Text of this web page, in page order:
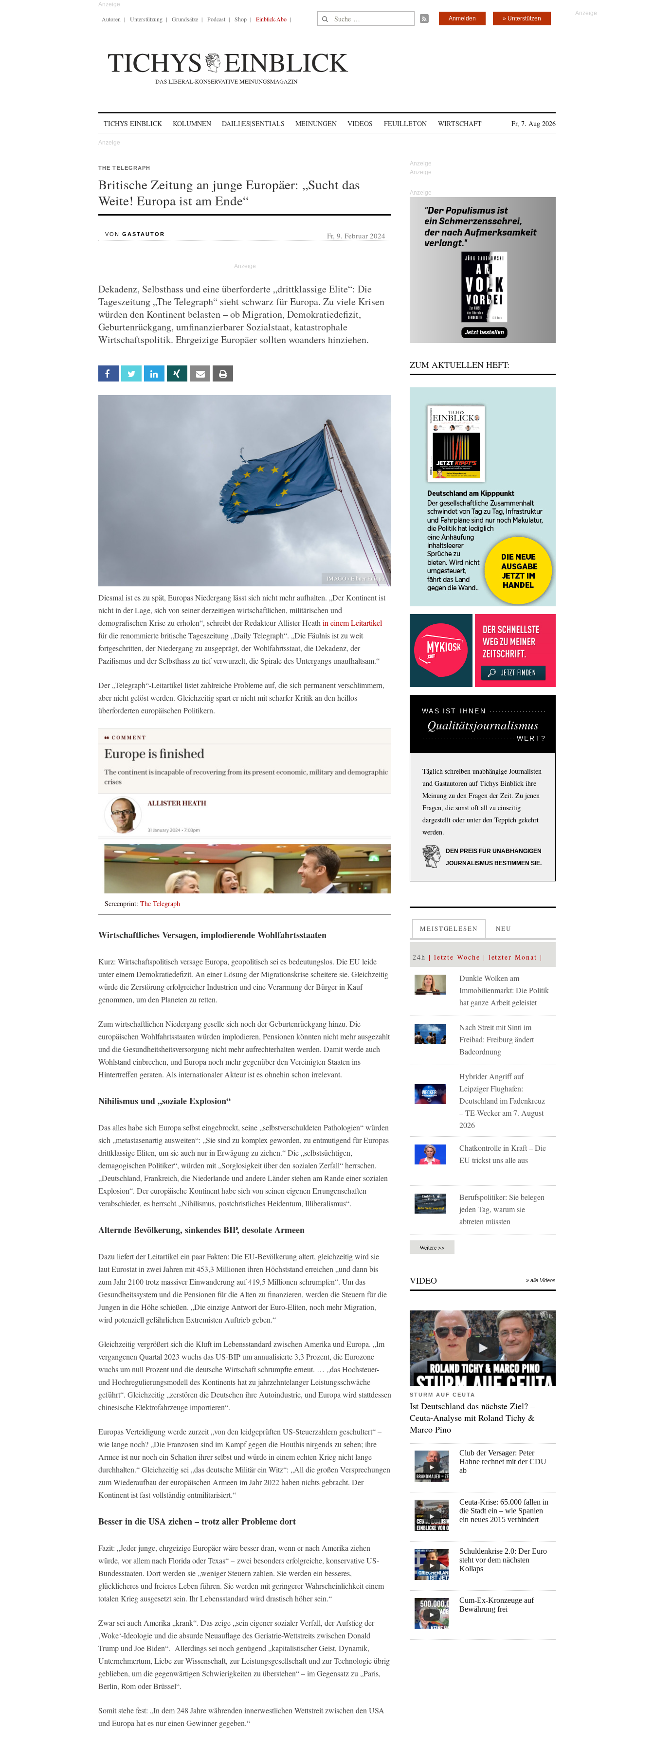
Autoren Unterstützung Grundsätze Podcast Shop Einblick-Abo Suche nach: » Unterstützen
Anmelden
TICHYS EINBLICK KOLUMNEN DAILI|ES|SENTIALS MEINUNGEN VIDEOS FEUILLETON WIRTSCHAFT Fr, 7. Aug 2026
THE TELEGRAPH
Britische Zeitung an junge Europäer: „Sucht das
Weite! Europa ist am Ende“
VON GASTAUTOR Fr, 9. Februar 2024
Dekadenz, Selbsthass und eine überforderte „drittklassige Elite“: Die
Tageszeitung „The Telegraph“ sieht schwarz für Europa. Zu viele Krisen
würden den Kontinent belasten – ob Migration, Demokratiedefizit,
Geburtenrückgang, umfinanzierbarer Sozialstaat, katastrophale
Wirtschaftspolitik. Ehrgeizige Europäer sollten woanders hinziehen.
Facebook Twitter Linkedin Xing Email
IMAGO / Eibner Europa
Diesmal ist es zu spät, Europas Niedergang lässt sich nicht mehr aufhalten. „Der Kontinent ist
nicht in der Lage, sich von seiner derzeitigen wirtschaftlichen, militärischen und
demografischen Krise zu erholen“, schreibt der Redakteur Allister Heathin einem Leitartikel
für die renommierte britische Tageszeitung „Daily Telegraph“. „Die Fäulnis ist zu weit
fortgeschritten, der Niedergang zu ausgeprägt, der Wohlfahrtsstaat, die Dekadenz, der
Pazifismus und der Selbsthass zu tief verwurzelt, die Spirale des Untergangs unaufhaltsam.“
Der „Telegraph“-Leitartikel listet zahlreiche Probleme auf, die sich permanent verschlimmern,
aber nicht gelöst werden. Gleichzeitig spart er nicht mit scharfer Kritik an den heillos
überforderten europäischen Politikern.
Screenprint: The Telegraph
Wirtschaftliches Versagen, implodierende Wohlfahrtsstaaten
Kurz: Wirtschaftspolitisch versage Europa, geopolitisch sei es bedeutungslos. Die EU leide
unter einem Demokratiedefizit. An einer Lösung der Migrationskrise scheitere sie. Gleichzeitig
würde die Zerstörung erfolgreicher Industrien und eine Verarmung der Bürger in Kauf
genommen, um den Planeten zu retten.
Zum wirtschaftlichen Niedergang geselle sich noch der Geburtenrückgang hinzu. Die
europäischen Wohlfahrtsstaaten würden implodieren, Pensionen könnten nicht mehr ausgezahlt
und die Gesundheitsheitsversorgung nicht mehr aufrechterhalten werden. Damit werde auch
Wohlstand einbrechen, und Europa noch mehr gegenüber den Vereinigten Staaten ins
Hintertreffen geraten. Als internationaler Akteur ist es ohnehin schon irrelevant.
Nihilismus und „soziale Explosion“
Das alles habe sich Europa selbst eingebrockt, seine „selbstverschuldeten Pathologien“ würden
sich „metastasenartig ausweiten“: „Sie sind zu komplex geworden, zu entmutigend für Europas
drittklassige Eliten, um sie auch nur in Erwägung zu ziehen.“ Die „selbstsüchtigen,
demagogischen Politiker“, würden mit „Sorglosigkeit über den sozialen Zerfall“ herrschen.
„Deutschland, Frankreich, die Niederlande und andere Länder stehen am Rande einer sozialen
Explosion“. Der europäische Kontinent habe sich von seinen eigenen Errungenschaften
verabschiedet, es herrscht „Nihilismus, postchristliches Heidentum, Illiberalismus“.
Alternde Bevölkerung, sinkendes BIP, desolate Armeen
Dazu liefert der Leitartikel ein paar Fakten: Die EU-Bevölkerung altert, gleichzeitig wird sie
laut Eurostat in zwei Jahren mit 453,3 Millionen ihren Höchststand erreichen „und dann bis
zum Jahr 2100 trotz massiver Einwanderung auf 419,5 Millionen schrumpfen“. Um das
Gesundheitssystem und die Pensionen für die Alten zu finanzieren, werden die Steuern für die
Jungen in die Höhe schießen. „Die einzige Antwort der Euro-Eliten, noch mehr Migration,
wird potenziell gefährlichen Extremisten Auftrieb geben.“
Gleichzeitig vergrößert sich die Kluft im Lebensstandard zwischen Amerika und Europa. „Im
vergangenen Quartal 2023 wuchs das US-BIP um annualisierte 3,3 Prozent, die Eurozone
wuchs um null Prozent und die deutsche Wirtschaft schrumpfte erneut. … „das Hochsteuer-
und Hochregulierungsmodell des Kontinents hat zu jahrzehntelanger Leistungsschwäche
geführt“. Gleichzeitig „zerstören die Deutschen ihre Autoindustrie, und Europa wird stattdessen
chinesische Elektrofahrzeuge importieren“.
Europas Verteidigung werde zurzeit „von den leidgeprüften US-Steuerzahlern geschultert“ –
wie lange noch? „Die Franzosen sind im Kampf gegen die Houthis nirgends zu sehen; ihre
Armee ist nur noch ein Schatten ihrer selbst und würde in einem echten Krieg nicht lange
durchhalten.“ Gleichzeitig sei „das deutsche Militär ein Witz“: „All die großen Versprechungen
zum Wiederaufbau der europäischen Armeen im Jahr 2022 haben nichts gebracht. Der
Kontinent ist fast vollständig entmilitarisiert.“
Besser in die USA ziehen – trotz aller Probleme dort
Fazit: „Jeder junge, ehrgeizige Europäer wäre besser dran, wenn er nach Amerika ziehen
würde, vor allem nach Florida oder Texas“ – zwei besonders erfolgreiche, konservative US-
Bundesstaaten. Dort werden sie „weniger Steuern zahlen. Sie werden ein besseres,
glücklicheres und freieres Leben führen. Sie werden mit geringerer Wahrscheinlichkeit einem
totalen Krieg ausgesetzt sein. Ihr Lebensstandard wird drastisch höher sein.“
Zwar sei auch Amerika „krank“. Das zeige „sein eigener sozialer Verfall, der Aufstieg der
‚Woke‘-Ideologie und die absurde Neuauflage des Geriatrie-Wettstreits zwischen Donald
Trump und Joe Biden“. Allerdings sei noch genügend „kapitalistischer Geist, Dynamik,
Unternehmertum, Liebe zur Wissenschaft, zur Leistungsgesellschaft und zur Technologie übrig
geblieben, um die gegenwärtigen Schwierigkeiten zu überstehen“ – im Gegensatz zu „Paris,
Berlin, Rom oder Brüssel“.
Somit stehe fest: „In dem 248 Jahre währenden innerwestlichen Wettstreit zwischen den USA
und Europa hat es nur einen Gewinner gegeben.“
Anzeige
ZUM AKTUELLEN HEFT:
WAS IST IHNEN
Qualitätsjournalismus
WERT?
Täglich schreiben unabhängige Journalisten
und Gastautoren auf Tichys Einblick ihre
Meinung zu den Fragen der Zeit. Zu jenen
Fragen, die sonst oft all zu einseitig
dargestellt oder unter den Teppich gekehrt
werden.
DEN PREIS FÜR UNABHÄNGIGEN
JOURNALISMUS BESTIMMEN SIE.
MEISTGELESEN NEU
24h letzte Woche letzter Monat
Dunkle Wolken am
Immobilienmarkt: Die Politik
hat ganze Arbeit geleistet
Nach Streit mit Sinti im
Freibad: Freiburg ändert
Badeordnung
Hybrider Angriff auf
Leipziger Flughafen:
Deutschland im Fadenkreuz
– TE-Wecker am 7. August
2026
Chatkontrolle in Kraft – Die
EU trickst uns alle aus
Berufspolitiker: Sie belegen
jeden Tag, warum sie
abtreten müssten
Weitere >>
VIDEO » alle Videos
STURM AUF CEUTA
Ist Deutschland das nächste Ziel? –
Ceuta-Analyse mit Roland Tichy &
Marco Pino
Club der Versager: Peter
Hahne rechnet mit der CDU
ab
Ceuta-Krise: 65.000 fallen in
die Stadt ein – wie Spanien
ein neues 2015 verhindert
Schuldenkrise 2.0: Der Euro
steht vor dem nächsten
Kollaps
Cum-Ex-Kronzeuge auf
Bewährung frei